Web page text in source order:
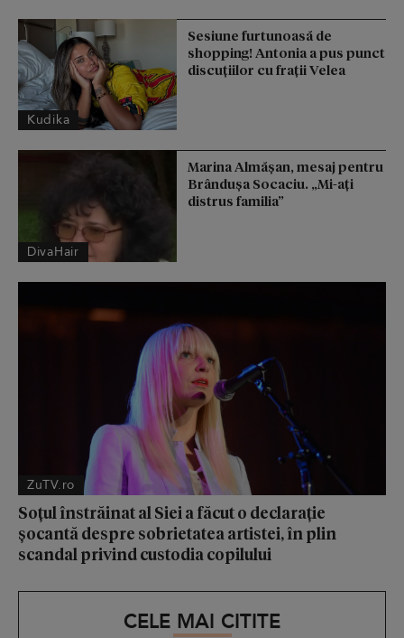
Kudika
Sesiune furtunoasă de
shopping! Antonia a pus punct
discuțiilor cu frații Velea
DivaHair
Marina Almășan, mesaj pentru
Brândușa Socaciu. „Mi-ați
distrus familia”
ZuTV.ro
Soțul înstrăinat al Siei a făcut o declarație
șocantă despre sobrietatea artistei, în plin
scandal privind custodia copilului
CELE MAI CITITE